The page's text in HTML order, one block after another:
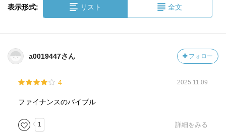
表示形式: リスト 全文
a0019447さん フォロー
4 2025.11.09
ファイナンスのバイブル
1 詳細をみる